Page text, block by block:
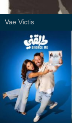
Vae Victis